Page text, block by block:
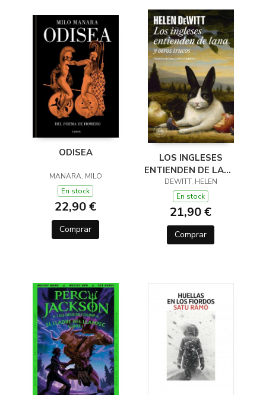
ODISEA
MANARA, MILO
En stock
22,90 €
Comprar
LOS INGLESES
ENTIENDEN DE LANA
(Y OTROS TRUCOS)
DEWITT, HELEN
En stock
21,90 €
Comprar